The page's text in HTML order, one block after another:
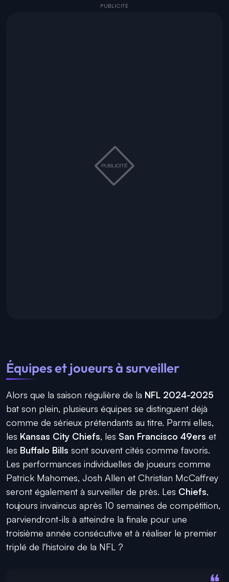
Équipes et joueurs à surveiller
Alors que la saison régulière de la NFL 2024-2025
bat son plein, plusieurs équipes se distinguent déjà
comme de sérieux prétendants au titre. Parmi elles,
les Kansas City Chiefs, les San Francisco 49ers et
les Buffalo Bills sont souvent cités comme favoris.
Les performances individuelles de joueurs comme
Patrick Mahomes, Josh Allen et Christian McCaffrey
seront également à surveiller de près. Les Chiefs,
toujours invaincus après 10 semaines de compétition,
parviendront-ils à atteindre la finale pour une
troisième année consécutive et à réaliser le premier
triplé de l'histoire de la NFL ?